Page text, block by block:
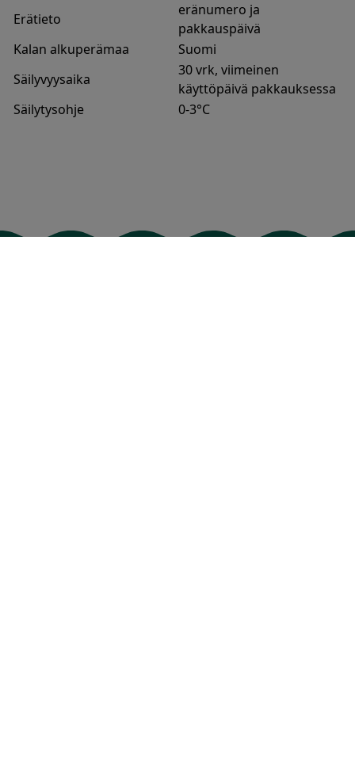
Erätieto
eränumero ja
pakkauspäivä
Kalan alkuperämaa
Suomi
Säilyvyysaika
30 vrk, viimeinen
käyttöpäivä pakkauksessa
Säilytysohje
0-3°C